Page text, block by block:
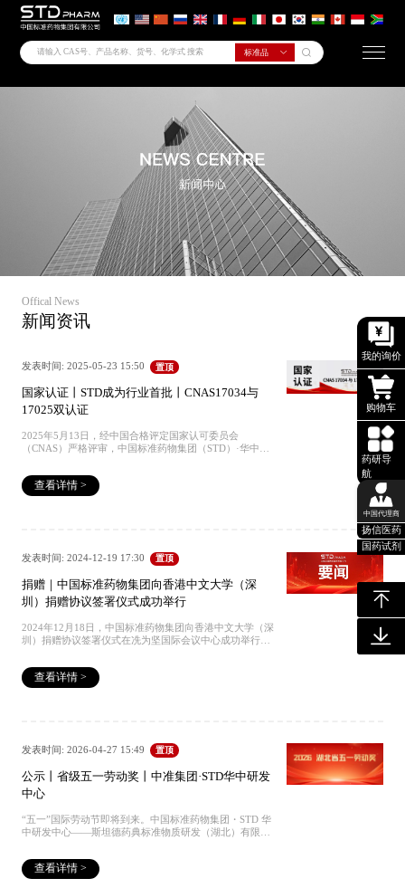
我的询价
购物车
药研导
航
中国代理商
扬信医药
国药试剂
Offical News
新闻资讯
发表时间: 2025-05-23 15:50 置顶
国家认证丨STD成为行业首批丨CNAS17034与
17025双认证
2025年5月13日，经中国合格评定国家认可委员会
（CNAS）严格评审，中国标准药物集团（STD）·华中研
能力认可证书》。 当前，STD集团已成为我国化学标准物
质细分领域，首家同时持有CNAS 17025检测/校准实验室
资质丨中国合格评定国家认可委员会CNAS 17025证书 权
威发布丨《中国药典》2025年版征订中 授予丨化学标准物
选丨2024年湖北省科创“新物种”企业丨中国标准药物·STD
华中研发中心 获批丨中央引导地方科技发展项目丨中国标
标准药物集团·STD华中研发中心 视察丨中国计量科学研
究院-全国计量技术委员会(MTC39)秘书长·刘军，调研中
样品技术委员会秘书长徐大军一行应邀调研中国标准药物·
华中研发中心
查看详情 >
发表时间: 2024-12-19 17:30 置顶
捐赠｜中国标准药物集团向香港中文大学（深
圳）捐赠协议签署仪式成功举行
2024年12月18日，中国标准药物集团向香港中文大学（深
圳）捐赠协议签署仪式在冼为坚国际会议中心成功举行。
STD标准物质研发教育基金项目正式启动。这一里程碑式
的合作旨在促进双方在标准物质领域学术科研、成果转化
和人才培养等方向的深度交流与协作。 捐赠仪式上，香港
等一行见证下，大学教育基金会秘书长李夏琳先生与中国
标准药物集团有限公司党委书记彭文兵先生郑重签署了捐
中国标准药物集团的代表们亲切交流。徐校长表示，潜心
标准物质研究实属难得，期望中国标准药物集团早日实现
立STD标准物质研发教育基金，实现该领域国际顶尖的标
准物质实体库和数据库的愿景。 此次签约，象征着双方将
验室丨中国标准药物·STD华中研发中心 入选丨2024年湖
北省科创“新物种”企业丨中国标准药物·STD华中研发中心
查看详情 >
发表时间: 2026-04-27 15:49 置顶
公示丨省级五一劳动奖丨中准集团·STD华中研发
中心
“五一”国际劳动节即将到来。中国标准药物集团・STD 华
中研发中心——斯坦德药典标准物质研发（湖北）有限公
下五一劳动奖五一劳动奖由中华各级总工会设立，是授予
先进集体与先进职工的最高劳动荣誉，含五一劳动奖状、
查看详情 >